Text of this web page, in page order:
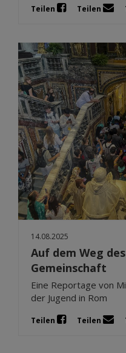
Teilen Teilen
14.08.2025
Auf dem Weg
Gemeinschaft
Eine Reportage von
der Jugend in Rom
Teilen Teilen